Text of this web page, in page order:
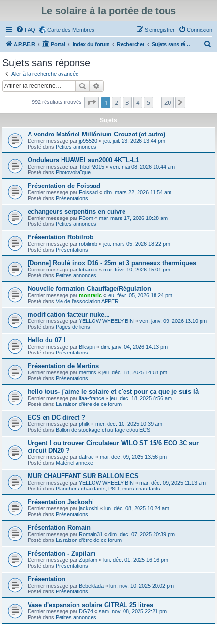
Le solaire à la portée de tous
FAQ Carte des Membres Connexion
S’enregistrer
A.P.P.E.R Portal Index du forum Rechercher Sujets sans réponse
c
Sujets sans réponse
Aller à la recherche avancée
Rechercher
992 résultats trouvés Page 1sur20
1 2 3 4 5 20
Sujets
A vendre Matériel Millénium Crouzet (et autre)
Dernier message par jp95520 « jeu. juil. 23, 2026 13:44 pm
Posté dans Petites annonces
Onduleurs HUAWEI sun2000 4KTL-L1
Dernier message par TiboP2015 « ven. mai 08, 2026 10:44 am
Posté dans Photovoltaïque
Présentation de Foissad
Dernier message par Foissad « dim. mars 22, 2026 11:54 am
Posté dans Présentations
echangeurs serpentins en cuivre
Dernier message par FBom « mar. mars 17, 2026 10:28 am
Posté dans Petites annonces
Présentation Robilrob
Dernier message par robilirob « jeu. mars 05, 2026 18:22 pm
Posté dans Présentations
[Donne] Roulé inox D16 - 25m et 3 panneaux thermiques
Dernier message par lebardix « mar. févr. 10, 2026 15:01 pm
Posté dans Petites annonces
Nouvelle formation Chauffage/Régulation
Dernier message par monteric « jeu. févr. 05, 2026 18:24 pm
Posté dans Vie de l'association APPER
modification facteur nuke...
Dernier message par YELLOW WHEELY BIN « ven. janv. 09, 2026 13:10 pm
Posté dans Pages de liens
Hello du 07 !
Dernier message par Blkspn « dim. janv. 04, 2026 14:13 pm
Posté dans Présentations
Présentation de Mertins
Dernier message par mertins « jeu. déc. 18, 2025 14:08 pm
Posté dans Présentations
hello tous- j'aime le solaire et c'est pour ça que je suis là
Dernier message par lfaa-france « jeu. déc. 18, 2025 8:56 am
Posté dans La raison d'être de ce forum
ECS en DC direct ?
Dernier message par philk « mer. déc. 10, 2025 10:39 am
Posté dans Ballon de stockage chauffage et/ou ECS
Urgent ! ou trouver Circulateur WILO ST 15/6 ECO 3C sur
circuit DN20 ?
Dernier message par dafrac « mar. déc. 09, 2025 13:56 pm
Posté dans Matériel annexe
MUR CHAUFFANT SUR BALLON ECS
Dernier message par YELLOW WHEELY BIN « mar. déc. 09, 2025 11:13 am
Posté dans Planchers chauffants, PSD, murs chauffants
Présentation Jackoshi
Dernier message par jackoshi « lun. déc. 08, 2025 10:24 am
Posté dans Présentations
Présentation Romain
Dernier message par Romain31 « dim. déc. 07, 2025 20:39 pm
Posté dans La raison d'être de ce forum
Présentation - Zupilam
Dernier message par Zupilam « lun. déc. 01, 2025 16:16 pm
Posté dans Présentations
Présentation
Dernier message par Bebeldada « lun. nov. 10, 2025 20:02 pm
Posté dans Présentations
Vase d'expansion solaire GITRAL 25 litres
Dernier message par DG74 « sam. nov. 08, 2025 22:21 pm
Posté dans Petites annonces